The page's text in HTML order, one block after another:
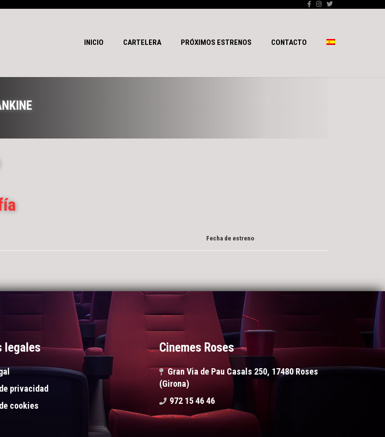
INICIO CARTELERA PRÓXIMOS ESTRENOS CONTACTO
Fecha de estreno
legales
privacidad
cookies
Cinemes Roses
Gran Via de Pau Casals 250, 17480 Roses
(Girona)
972 15 46 46